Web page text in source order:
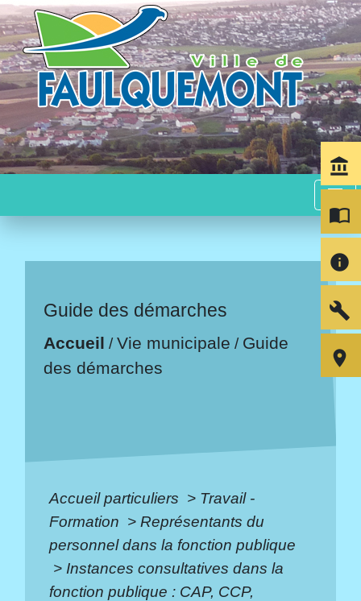
menu
Guide des démarches
Accueil /Vie municipale / Guide
des démarches
Accueil particuliers > Travail -
Formation > Représentants du
personnel dans la fonction publique
> Instances consultatives dans la
fonction publique : CAP, CCP,
account_balance
import_contacts
info
build
room